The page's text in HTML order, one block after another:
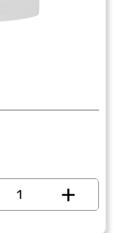
+
כמות